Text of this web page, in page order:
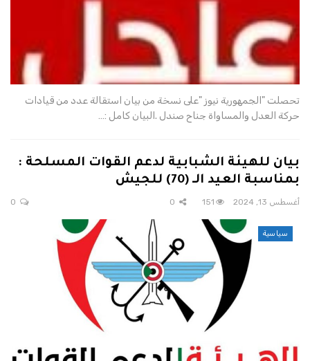
تحصلت "الجمهورية نيوز "على نسخة من بيان استقالة عدد من قيادات
حركة العدل والمساواة جناح صندل .البيان كامل :…
بيان للهيئة الشبابية لدعم القوات المسلحة :
بمناسبة العيد الـ (70) للجيش
أغسطس 13, 2024 151
سياسية